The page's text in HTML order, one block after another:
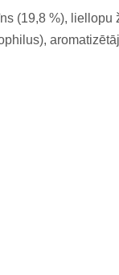
(19,8 %), liellopu